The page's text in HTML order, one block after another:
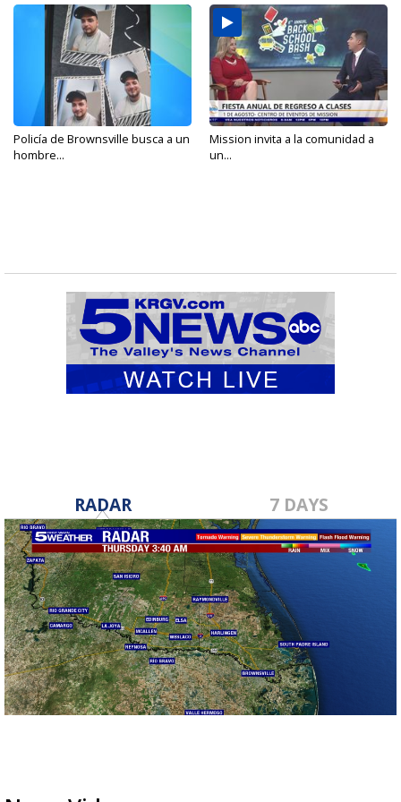
Policía de Brownsville busca a un
hombre...
Mission invita a la comunidad a
un...
RADAR 7 DAYS